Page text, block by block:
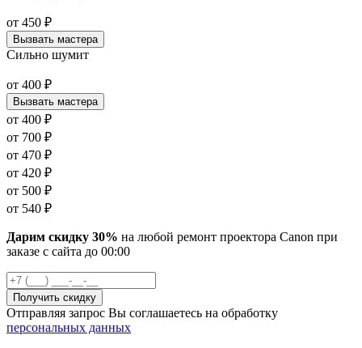
от 450 ₽
Вызвать мастера
Сильно шумит
от 400 ₽
Вызвать мастера
от 400 ₽
от 700 ₽
от 470 ₽
от 420 ₽
от 500 ₽
от 540 ₽
Дарим скидку 30% на любой ремонт проектора Canon при
заказе с сайта до 00:00
Отправляя запрос Вы соглашаетесь на обработку
персональных данных